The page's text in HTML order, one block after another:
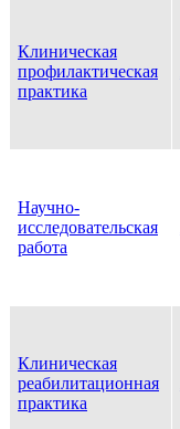
Клиническая
профилактическая
практика
Научно-
исследовательская
работа
Клиническая
реабилитационная
практика